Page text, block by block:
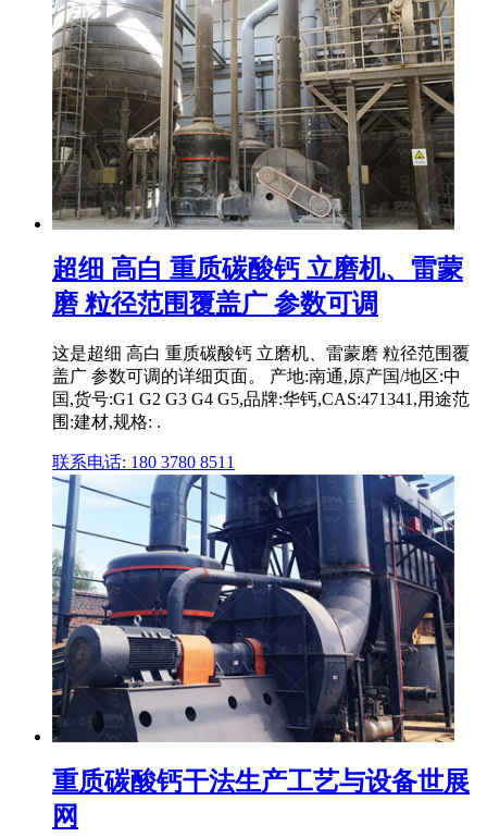
超细 高白 重质碳酸钙 立磨机、雷蒙
磨 粒径范围覆盖广 参数可调
这是超细 高白 重质碳酸钙 立磨机、雷蒙磨 粒径范围覆
盖广 参数可调的详细页面。 产地:南通,原产国/地区:中
国,货号:G1 G2 G3 G4 G5,品牌:华钙,CAS:471341,用途范
围:建材,规格: .
联系电话: 180 3780 8511
重质碳酸钙干法生产工艺与设备世展
网